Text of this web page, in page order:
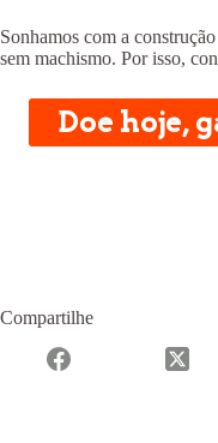
Sonhamos com a
sem machismo. Por isso,
Doe hoje,
Compartilhe